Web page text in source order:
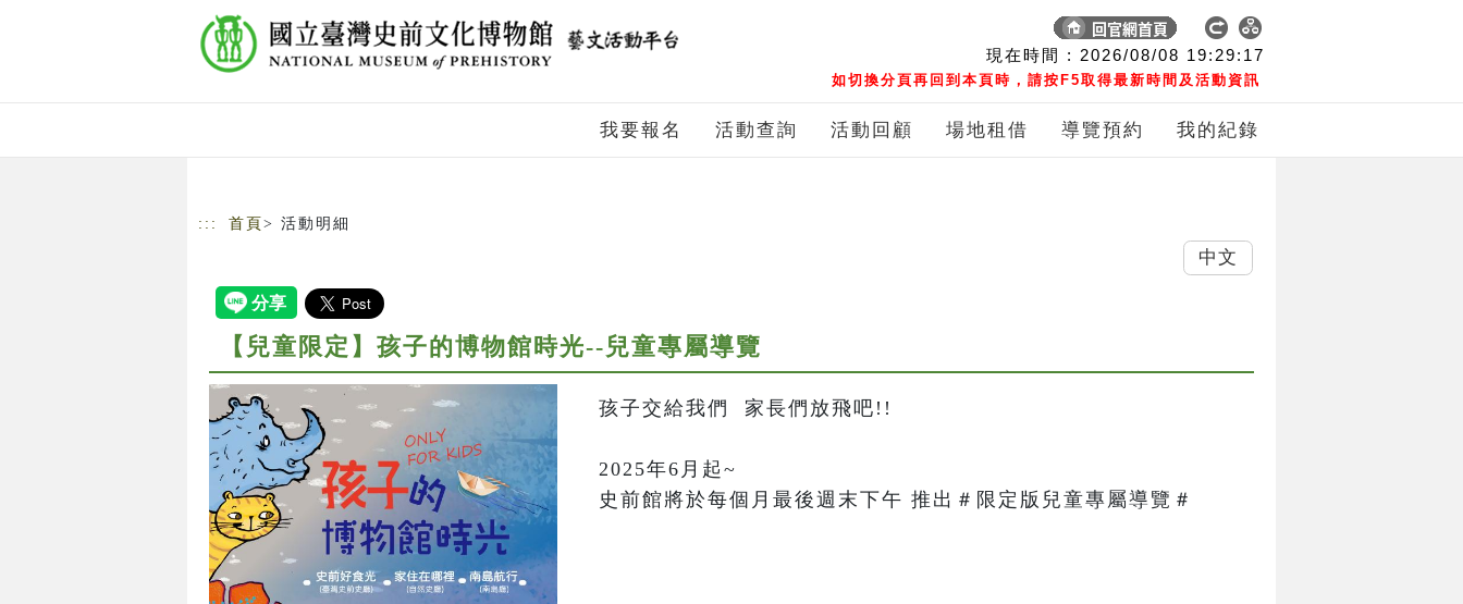
現在時間 : 2026/08/08 19:29:18
如切換分頁再回到本頁時，請按F5取得最新時間及活動資訊
我要報名 活動查詢 活動回顧 場地租借 導覽預約 我的紀錄
::: 首頁 > 活動明細
【兒童限定】孩子的博物館時光--兒童專屬導覽
孩子交給我們  家長們放飛吧!!
2025年6月起~
史前館將於每個月最後週末下午 推出＃限定版兒童專屬導覽＃